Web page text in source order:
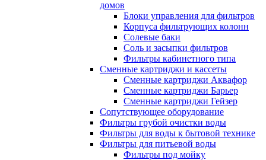
домов
Блоки управления для фильтров
Корпуса фильтрующих колонн
Солевые баки
Соль и засыпки фильтров
Фильтры кабинетного типа
Сменные картриджи и кассеты
Сменные картриджи Аквафор
Сменные картриджи Барьер
Сменные картриджи Гейзер
Сопутствующее оборудование
Фильтры грубой очистки воды
Фильтры для воды к бытовой технике
Фильтры для питьевой воды
Фильтры под мойку